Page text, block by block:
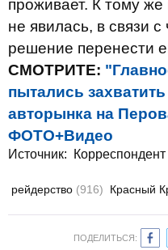
проживает. К тому
не явилась, в связи
решение перенести
СМОТРИТЕ:
пытались
авторынка на
ФОТО+Видео
Источник: Корреспондент
рейдерство (916) Красный
ПОДЕЛИТЬСЯ: